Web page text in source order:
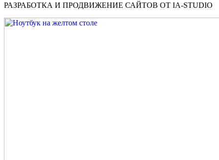
РАЗРАБОТКА И ПРОДВИЖЕНИЕ САЙТОВ ОТ IA-STUDIO